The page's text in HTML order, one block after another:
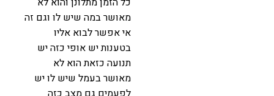
מאושר במה שיש לו וגם זה
אי אפשר לבוא אליו
בטענות יש אופי כזה יש
תנועה כזאת הוא לא
מאושר בעמל שיש לו יש